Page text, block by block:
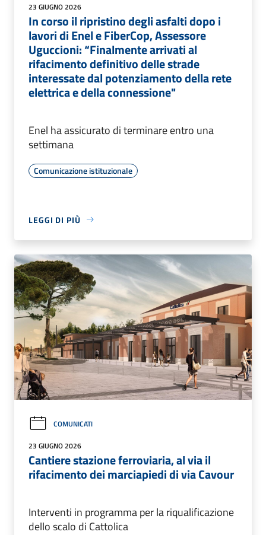
23 GIUGNO 2026
In corso il ripristino degli asfalti dopo i
lavori di Enel e FiberCop, Assessore
Uguccioni: “Finalmente arrivati al
rifacimento definitivo delle strade
interessate dal potenziamento della rete
elettrica e della connessione"
Enel ha assicurato di terminare entro una
settimana
Comunicazione istituzionale
LEGGI DI PIÙ
COMUNICATI
23 GIUGNO 2026
Cantiere stazione ferroviaria, al via il
rifacimento dei marciapiedi di via Cavour
Interventi in programma per la riqualificazione
dello scalo di Cattolica